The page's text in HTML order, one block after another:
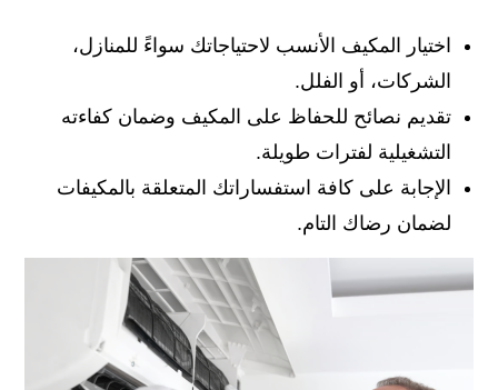
اختيار المكيف الأنسب لاحتياجاتك سواءً للمنازل،
الشركات، أو الفلل.
تقديم نصائح للحفاظ على المكيف وضمان كفاءته
التشغيلية لفترات طويلة.
الإجابة على كافة استفساراتك المتعلقة بالمكيفات
لضمان رضاك التام.